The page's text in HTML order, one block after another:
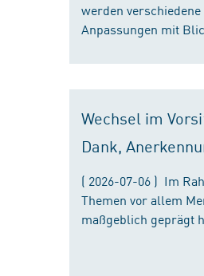
werden
Anpassungen mit
Wechsel im
Dank,
( 2026-07-06 ) Im
Themen vor allem
maßgeblich geprägt